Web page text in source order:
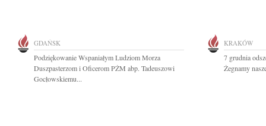
GDAŃSK
Podziękowanie Wspaniałym Ludziom Morza
Duszpasterzom i Oficerom PŻM abp. Tadeuszowi
Gocłowskiemu...
KRAKÓW
7 grudnia
Żegnamy